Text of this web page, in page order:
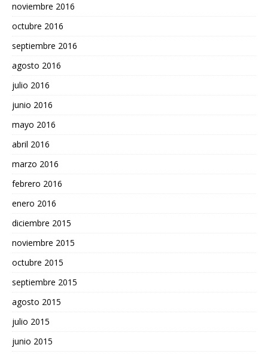
noviembre 2016
octubre 2016
septiembre 2016
agosto 2016
julio 2016
junio 2016
mayo 2016
abril 2016
marzo 2016
febrero 2016
enero 2016
diciembre 2015
noviembre 2015
octubre 2015
septiembre 2015
agosto 2015
julio 2015
junio 2015